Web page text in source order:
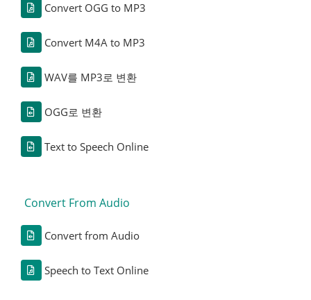
Convert OGG to MP3
Convert M4A to MP3
WAV를 MP3로 변환
OGG로 변환
Text to Speech Online
Convert From Audio
Convert from Audio
Speech to Text Online